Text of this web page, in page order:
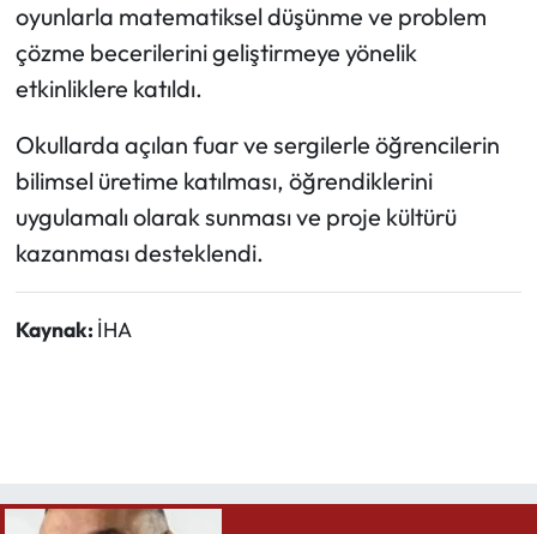
oyunlarla matematiksel düşünme ve problem
çözme becerilerini geliştirmeye yönelik
etkinliklere katıldı.
Okullarda açılan fuar ve sergilerle öğrencilerin
bilimsel üretime katılması, öğrendiklerini
uygulamalı olarak sunması ve proje kültürü
kazanması desteklendi.
Kaynak: İHA